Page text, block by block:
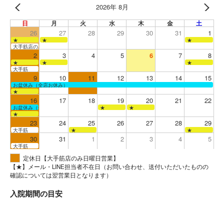
2026年 8月
日 月 火 水 木 金 土
26 27 28 29 30 31 1
★ ★
★
大手筋店のみ営業
2 3 4 5 6 7 8
★ ★
★
大手筋
9 10 11 12 13 14 15
お盆休み（全店お休み）
★
16 17 18 19 20 21 22
お盆休み（全店お休み） ★
★
★
23 24 25 26 27 28 29
大手筋 ★ ★
30 31 1 2 3 4 5
大手筋
定休日【大手筋店のみ日曜日営業】
【★】メール・LINE担当者不在日（お問い合わせ、送付いただいたものの
確認については翌営業日となります）
入院期間の目安